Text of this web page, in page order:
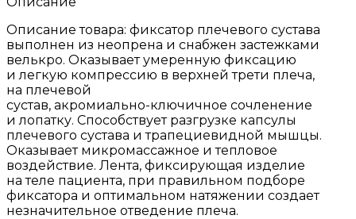
Описание товара: фиксатор плечевого сустава
выполнен из неопрена и снабжен застежками
велькро. Оказывает умеренную фиксацию
и легкую компрессию в верхней трети плеча,
на плечевой
сустав, акромиально-ключичное сочленение
и лопатку. Способствует разгрузке капсулы
плечевого сустава и трапециевидной мышцы.
Оказывает микромассажное и тепловое
воздействие. Лента, фиксирующая изделие
на теле пациента, при правильном подборе
фиксатора и оптимальном натяжении создает
незначительное отведение плеча.